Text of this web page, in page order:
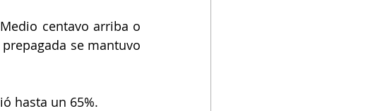
centavo arriba o
se mantuvo
hasta un 65%.